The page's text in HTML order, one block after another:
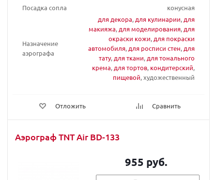
Посадка сопла конусная
Назначение
аэрографа
для декора, для кулинарии, для
макияжа, для моделирования, для
окраски кожи, для покраски
автомобиля, для росписи стен, для
тату, для ткани, для тонального
крема, для тортов, кондитерский,
пищевой, художественный
Отложить Сравнить
Аэрограф TNT Air BD-133
955 руб.